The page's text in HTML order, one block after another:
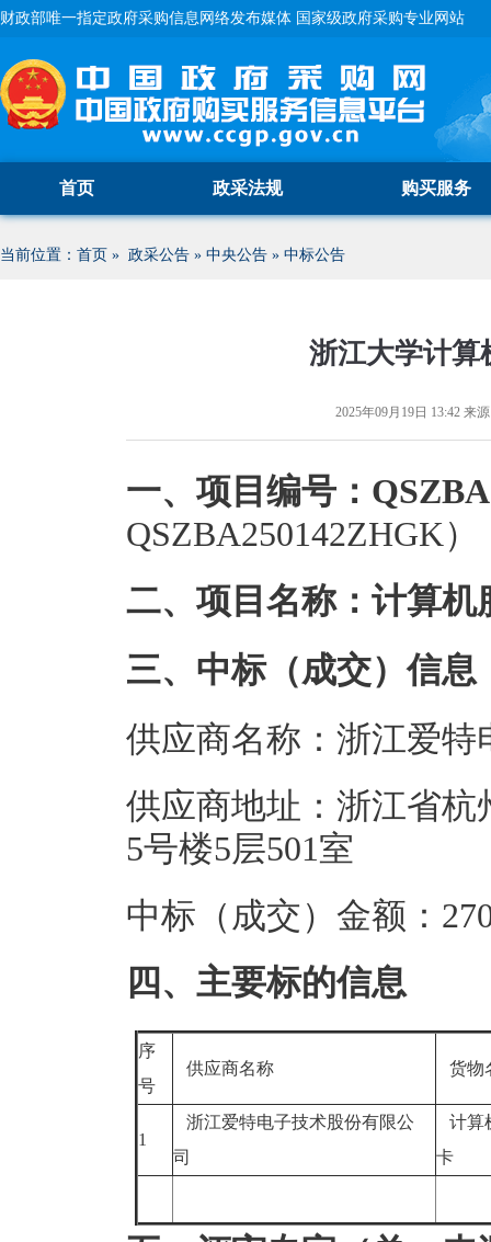
财政部唯一指定政府采购信息网络发布媒体 国家级政府采购专业网站
首页 政采法规 购买服务
当前位置： 首页 » 政采公告 » 中央公告 » 中标公告
浙江大学计算
2025年09月19日 13:42 来
一、项目编号：
QSZBA250142ZHGK）
二、项目名称：计算机
三、中标（成交）信息
供应商名称：浙江爱
供应商地址：浙江省杭
5号楼5层501室
中标（成交）金额：
四、主要标的信息
序
号
供应商名称 货物
1
浙江爱特电子技术股份有限公
司
计算
卡